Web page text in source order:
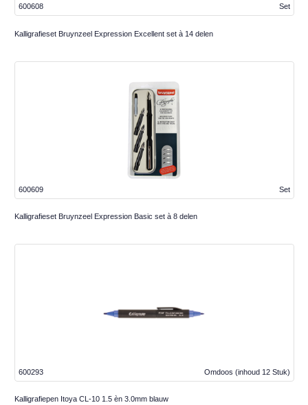
Set
600608
Kalligrafieset Bruynzeel Expression Excellent set à 14 delen
Set
600609
Kalligrafieset Bruynzeel Expression Basic set à 8 delen
Omdoos (inhoud 12 Stuk)
600293
Kalligrafiepen Itoya CL-10 1.5 èn 3.0mm blauw